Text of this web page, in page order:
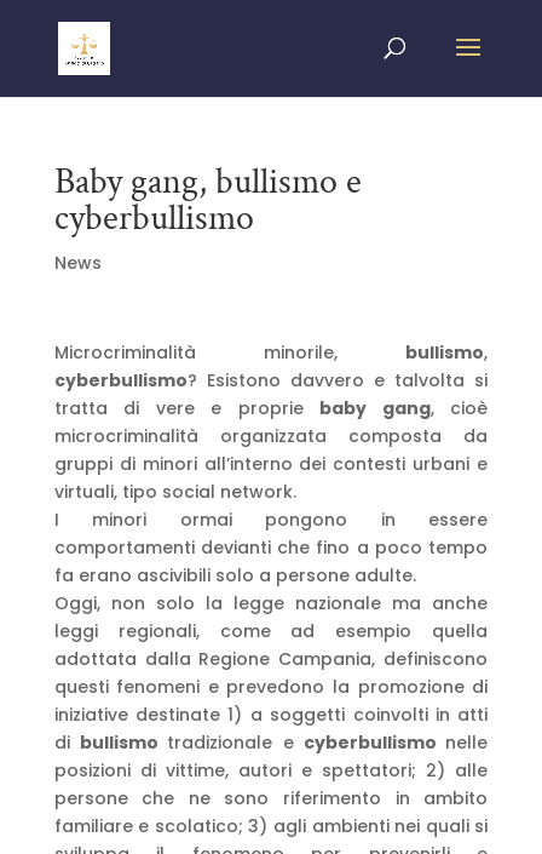
Baby gang, bullismo e
cyberbullismo
News
Microcriminalità minorile, bullismo,
cyberbullismo? Esistono davvero e talvolta si
tratta di vere e proprie baby gang, cioè
microcriminalità organizzata composta da
gruppi di minori all’interno dei contesti urbani e
virtuali, tipo social network.
I minori ormai pongono in essere
comportamenti devianti che fino a poco tempo
fa erano ascivibili solo a persone adulte.
Oggi, non solo la legge nazionale ma anche
leggi regionali, come ad esempio quella
adottata dalla Regione Campania, definiscono
questi fenomeni e prevedono la promozione di
iniziative destinate 1) a soggetti coinvolti in atti
di bullismo tradizionale e cyberbullismo nelle
posizioni di vittime, autori e spettatori; 2) alle
persone che ne sono riferimento in ambito
familiare e scolatico; 3) agli ambienti nei quali si